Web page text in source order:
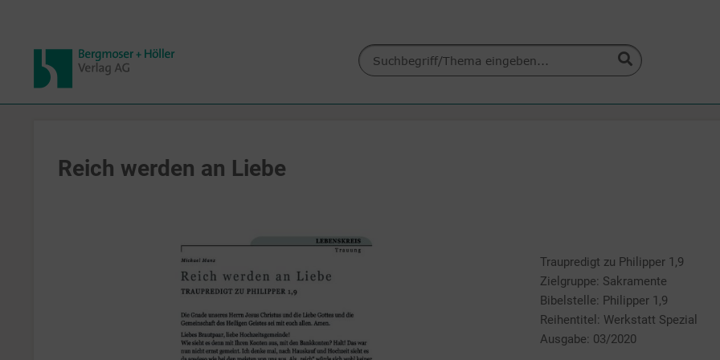
Reich werden an Liebe
Traupredigt zu Philipper 1,9
Zielgruppe: Sakramente
Bibelstelle: Philipper 1,9
Reihentitel: Werkstatt Spezial
Ausgabe: 03/2020